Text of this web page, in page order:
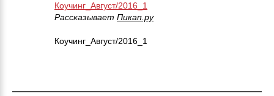
Коучинг_Август/2016_1
Рассказывает Пикап.ру
Коучинг_Август/2016_1